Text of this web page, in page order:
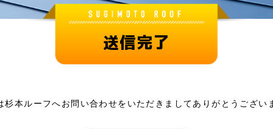
送信完了
杉本ルーフへお問い合わせをいただきましてありがとうござい